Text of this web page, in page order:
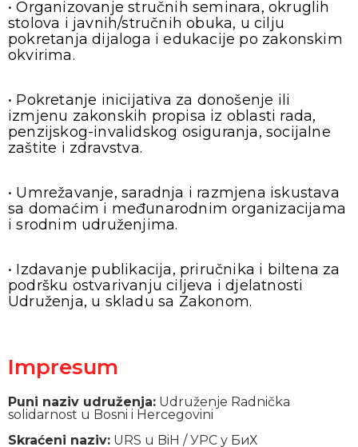
• Organizovanje stručnih seminara, okruglih
stolova i javnih/stručnih obuka, u cilju
pokretanja dijaloga i edukacije po zakonskim
okvirima.
• Pokretanje inicijativa za donošenje ili
izmjenu zakonskih propisa iz oblasti rada,
penzijskog-invalidskog osiguranja, socijalne
zaštite i zdravstva.
• Umrežavanje, saradnja i razmjena iskustava
sa domaćim i međunarodnim organizacijama
i srodnim udruženjima.
• Izdavanje publikacija, priručnika i biltena za
podršku ostvarivanju ciljeva i djelatnosti
Udruženja, u skladu sa Zakonom.
Impresum
Puni naziv udruženja: Udruženje Radnička
solidarnost u Bosni i Hercegovini
Skraćeni naziv: URS u BiH / УРС у БиХ